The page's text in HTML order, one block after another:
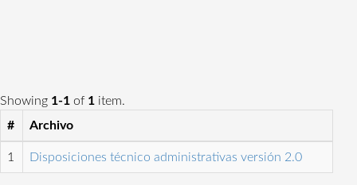
Showing 1-1 of 1 item.
#
Archivo
1 Disposiciones técnico administrativas versión 2.0